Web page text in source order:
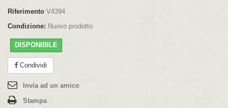
Riferimento V4394
Condizione: Nuovo prodotto
DISPONIBILE
Condividi
Invia ad un amico
Stampa